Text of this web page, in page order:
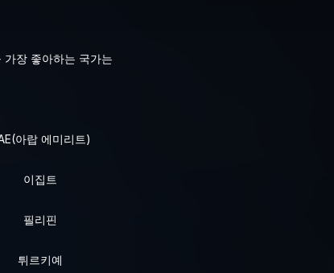
가장 좋아하는 국가는
아랍 에미리트)
이집트
필리핀
튀르키예